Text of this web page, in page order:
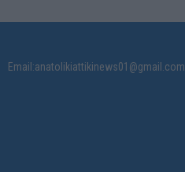
Email:anatolikiattikinews01@gmail.com